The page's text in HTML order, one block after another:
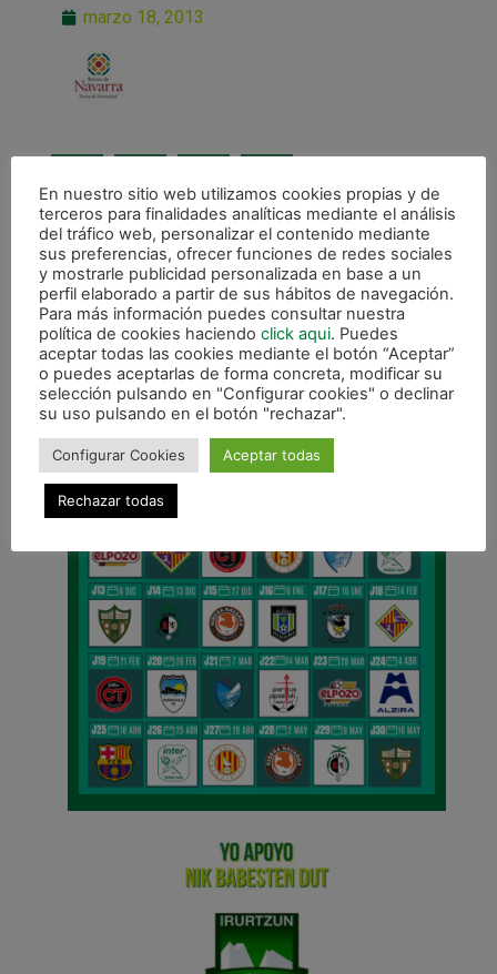
marzo 18, 2013
ANTERIOR
Patrocinadores
CALENDARIO DE LIGA
En nuestro sitio web utilizamos cookies propias y de
terceros para finalidades analíticas mediante el análisis
del tráfico web, personalizar el contenido mediante
sus preferencias, ofrecer funciones de redes sociales
y mostrarle publicidad personalizada en base a un
perfil elaborado a partir de sus hábitos de navegación.
Para más información puedes consultar nuestra
política de cookies haciendo click aqui. Puedes
aceptar todas las cookies mediante el botón “Aceptar”
o puedes aceptarlas de forma concreta, modificar su
selección pulsando en "Configurar cookies" o declinar
su uso pulsando en el botón "rechazar".
Configurar Cookies Aceptar todas
Rechazar todas